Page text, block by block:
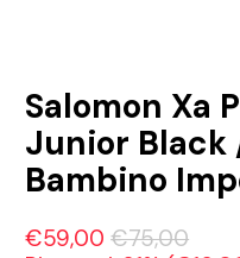
Salomon Xa
Junior Black
Bambino
€59,00 €75,00